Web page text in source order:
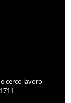
cerco lavoro,